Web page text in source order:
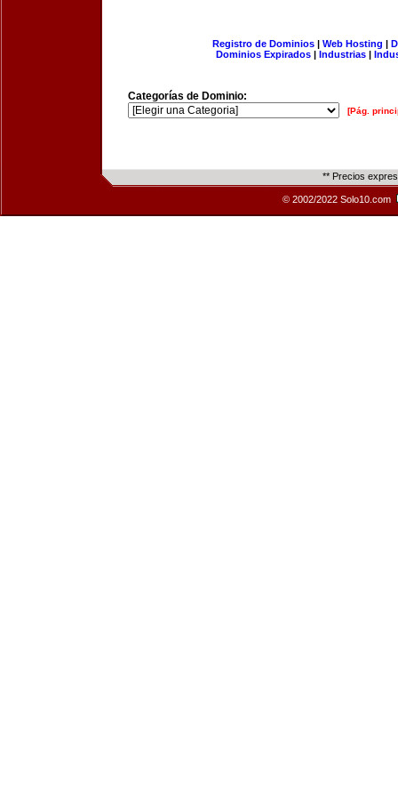
Registro de Dominios| Web Hosting |
Dominios Expirados | Industrias |
Categorías de Dominio:
[Pág.
** Precios
© 2002/2022 Solo10.com